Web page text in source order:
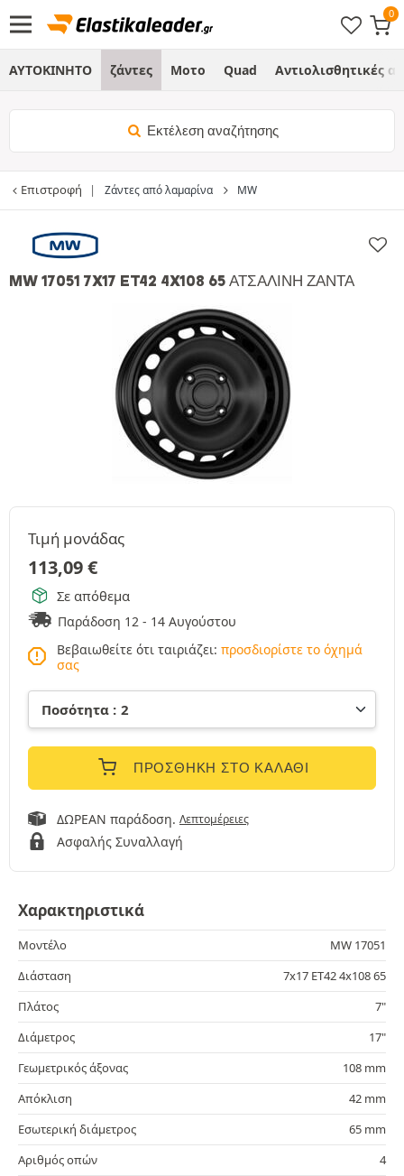
ΑΥΤΟΚΙΝΗΤΟ ζάντες Μοτο Quad Αντιολισθητικές
Εκτέλεση αναζήτησης
Επιστροφή Ζάντες από λαμαρίνα MW
MW 17051 7X17 ET42 4X108 65 ΑΤΣΆΛΙΝΗ ΖΆΝΤΑ
Τιμή μονάδας
113,09€
Σε απόθεμα
Παράδοση 12 - 14 Αυγούστου
Βεβαιωθείτε ότι ταιριάζει: προσδιορίστε το όχημά
σας
ΠΡΟΣΘΉΚΗ ΣΤΟ ΚΑΛΆΘΙ
ΔΩΡΕΑΝ παράδοση. Λεπτομέρειες
Ασφαλής Συναλλαγή
Χαρακτηριστικά
Μοντέλο
MW 17051
Διάσταση
7x17 ET42 4x108 65
Πλάτος
7"
Διάμετρος
17"
Γεωμετρικός άξονας
108 mm
Απόκλιση
42 mm
Εσωτερική διάμετρος
65 mm
Αριθμός οπών
4